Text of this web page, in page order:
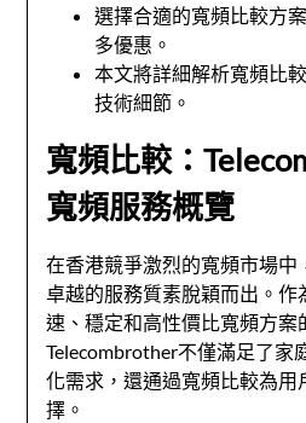
選擇合適的寬頻比較方
多優惠。
本文將詳細解析寬頻比
技術細節。
寬頻比較：
寬頻服務概覽
在香港競爭激烈的寬頻市場中
卓越的服務質素脫穎而出。作
速、穩定和高性價比寬頻方案
Telecombrother不僅滿足了家
化需求，還通過寬頻比較為用
擇。